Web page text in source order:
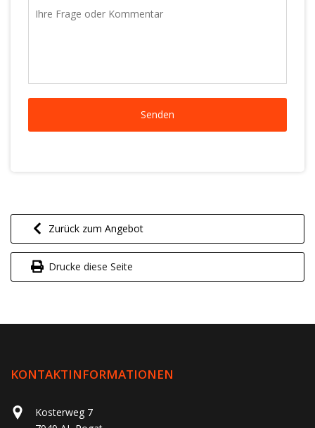
Zurück zum Angebot
Drucke diese Seite
KONTAKTINFORMATIONEN
Kosterweg 7